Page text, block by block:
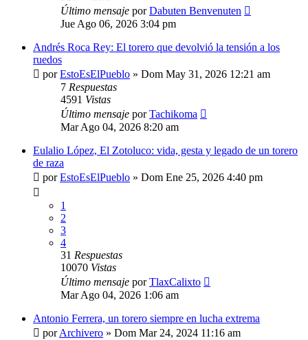
Último mensaje porDabuten Benvenuten
Jue Ago 06, 2026 3:04 pm
Andrés Roca Rey: El torero que devolvió la tensión a los
ruedos
porEstoEsElPueblo » Dom May 31, 2026 12:21 am
7 Respuestas
4591 Vistas
Último mensaje porTachikoma
Mar Ago 04, 2026 8:20 am
Eulalio López, El Zotoluco: vida, gesta y legado de un torero
de raza
porEstoEsElPueblo » Dom Ene 25, 2026 4:40 pm
1
2
3
4
31 Respuestas
10070 Vistas
Último mensaje porTlaxCalixto
Mar Ago 04, 2026 1:06 am
Antonio Ferrera, un torero siempre en lucha extrema
porArchivero » Dom Mar 24, 2024 11:16 am